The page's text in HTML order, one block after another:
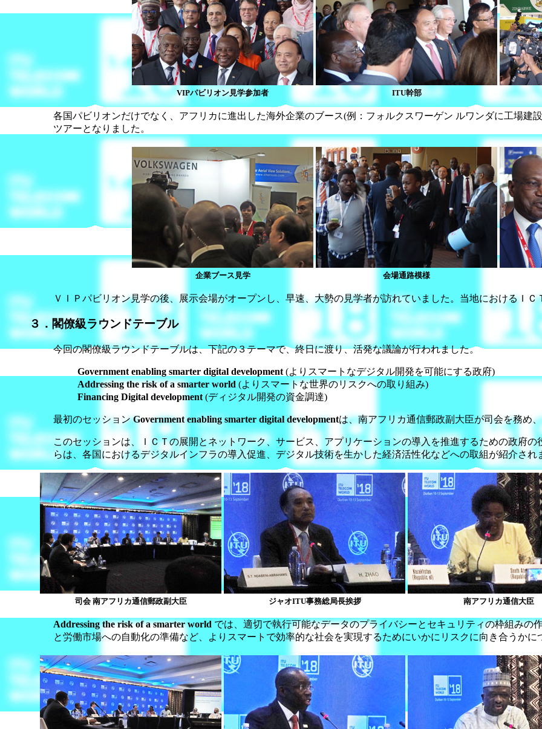
VIPパビリオン見学参加者 ITU幹部
各国パビリオンだけでなく、アフリカに進出した海外企業のブース(例：フォルクスワーゲン ルワンダに工場建
ツアーとなりました。
企業ブース見学 会場通路模様
ＶＩＰパビリオン見学の後、展示会場がオープンし、早速、大勢の見学者が訪れていました。当地におけるＩ
３．閣僚級ラウンドテーブル
今回の閣僚級ラウンドテーブルは、下記の３テーマで、終日に渡り、活発な議論が行われました。
Government enabling smarter digital development (よりスマートなデジタル開発を可能にする政府)
Addressing the risk of a smarter world (よりスマートな世界のリスクへの取り組み)
Financing Digital development (ディジタル開発の資金調達)
最初のセッションGovernment enabling smarter digital developmentは、南アフリカ通信郵政副大臣が司会を務め
このセッションは、ＩＣＴの展開とネットワーク、サービス、アプリケーションの導入を推進するための政府
らは、各国におけるデジタルインフラの導入促進、デジタル技術を生かした経済活性化などへの取組が紹介され
司会 南アフリカ通信郵政副大臣 ジャオITU事務総局長挨拶 南アフリカ通信大臣
Addressing the risk of a smarter world では、適切で執行可能なデータのプライバシーとセキュリティの枠組み
と労働市場への自動化の準備など、よりスマートで効率的な社会を実現するためにいかにリスクに向き合うか